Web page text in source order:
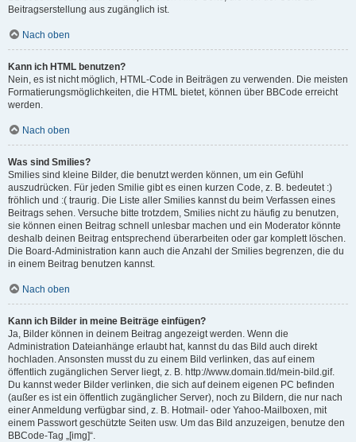
Beitragserstellung aus zugänglich ist.
Nach oben
Kann ich HTML benutzen?
Nein, es ist nicht möglich, HTML-Code in Beiträgen zu verwenden. Die meisten
Formatierungsmöglichkeiten, die HTML bietet, können über BBCode erreicht
werden.
Nach oben
Was sind Smilies?
Smilies sind kleine Bilder, die benutzt werden können, um ein Gefühl
auszudrücken. Für jeden Smilie gibt es einen kurzen Code, z. B. bedeutet :)
fröhlich und :( traurig. Die Liste aller Smilies kannst du beim Verfassen eines
Beitrags sehen. Versuche bitte trotzdem, Smilies nicht zu häufig zu benutzen,
sie können einen Beitrag schnell unlesbar machen und ein Moderator könnte
deshalb deinen Beitrag entsprechend überarbeiten oder gar komplett löschen.
Die Board-Administration kann auch die Anzahl der Smilies begrenzen, die du
in einem Beitrag benutzen kannst.
Nach oben
Kann ich Bilder in meine Beiträge einfügen?
Ja, Bilder können in deinem Beitrag angezeigt werden. Wenn die
Administration Dateianhänge erlaubt hat, kannst du das Bild auch direkt
hochladen. Ansonsten musst du zu einem Bild verlinken, das auf einem
öffentlich zugänglichen Server liegt, z. B. http://www.domain.tld/mein-bild.gif.
Du kannst weder Bilder verlinken, die sich auf deinem eigenen PC befinden
(außer es ist ein öffentlich zugänglicher Server), noch zu Bildern, die nur nach
einer Anmeldung verfügbar sind, z. B. Hotmail- oder Yahoo-Mailboxen, mit
einem Passwort geschützte Seiten usw. Um das Bild anzuzeigen, benutze den
BBCode-Tag „[img]“.